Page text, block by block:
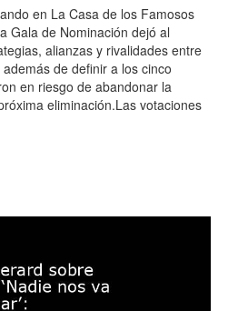
en La Casa de los Famosos
Gala de Nominación dejó al
alianzas y rivalidades entre
de definir a los cinco
en riesgo de abandonar la
eliminación.Las votaciones